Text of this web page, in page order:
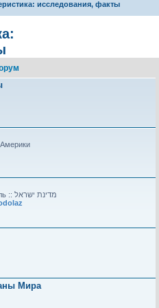
исследования, факты
Мира